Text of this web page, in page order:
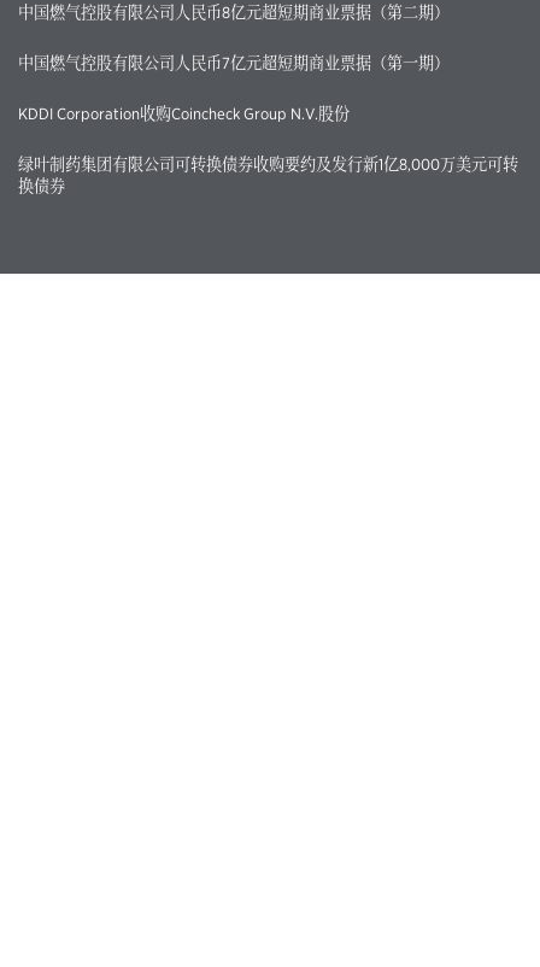
中国燃气控股有限公司人民币8亿元超短期商业票据（第二期）
中国燃气控股有限公司人民币7亿元超短期商业票据（第一期）
KDDI Corporation收购Coincheck Group N.V.股份
绿叶制药集团有限公司可转换债券收购要约及发行新1亿8,000万美元可转
换债券